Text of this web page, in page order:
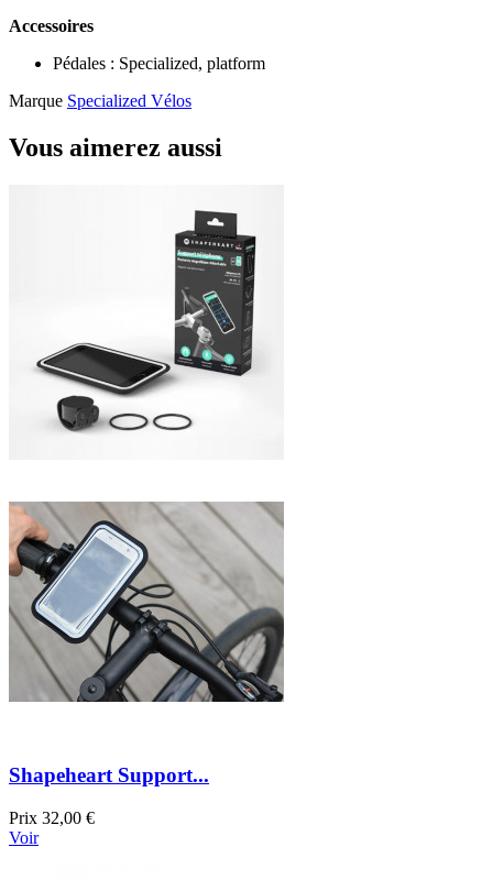
Accessoires
Pédales : Specialized, platform
Marque Specialized Vélos
Vous aimerez aussi
Shapeheart Support...
Prix 32,00 €
Voir